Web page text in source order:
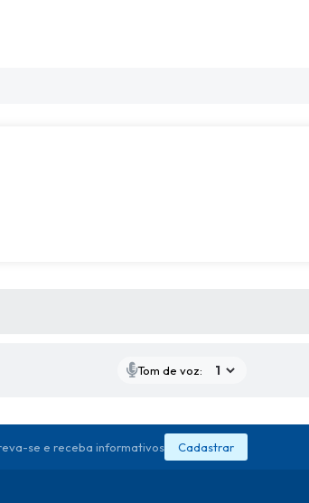
Tom de voz:
se e receba informativos Cadastrar